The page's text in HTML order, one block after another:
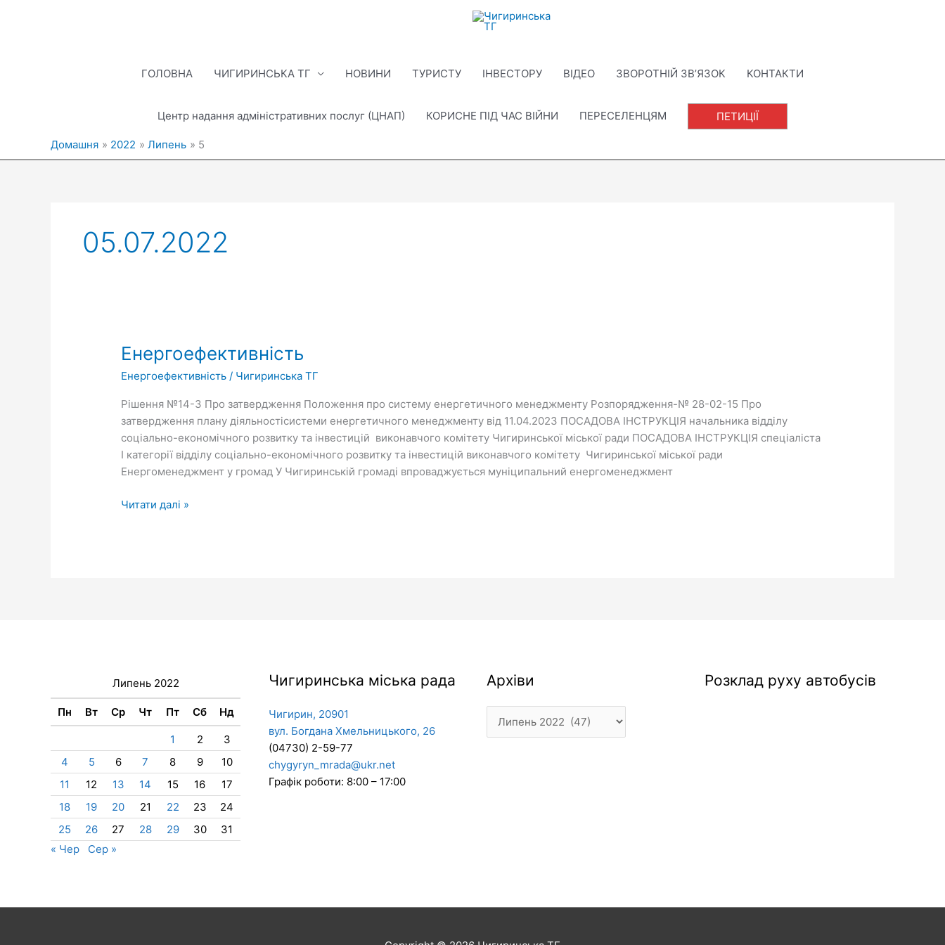
ГОЛОВНА ЧИГИРИНСЬКА ТГ НОВИНИ ТУРИСТУ ІНВЕСТОРУ ВІДЕО ЗВОРОТНІЙ ЗВ’ЯЗОК КОНТАКТИ
Центр надання адміністративних послуг (ЦНАП) КОРИСНЕ ПІД ЧАС ВІЙНИ ПЕРЕСЕЛЕНЦЯМ ПЕТИЦІЇ
Домашня 2022 Липень 5
05.07.2022
Енергоефективність
Енергоефективність / Чигиринська ТГ
Рішення №14-3 Про затвердження Положення про систему енергетичного менеджменту Розпорядження-№ 28-02-15 Про
затвердження плану діяльностісистеми енергетичного менеджменту від 11.04.2023 ПОСАДОВА ІНСТРУКЦІЯ начальника відділу
соціально-економічного розвитку та інвестицій виконавчого комітету Чигиринської міської ради ПОСАДОВА ІНСТРУКЦІЯ спеціаліста
І категорії відділу соціально-економічного розвитку та інвестицій виконавчого комітету Чигиринської міської ради
Енергоменеджмент у громад У Чигиринській громаді впроваджується муніципальний енергоменеджмент
Енергоефективність
Читати далі »
Липень 2022
Пн Вт Ср Чт Пт Сб Нд
1 2
3
4
5 6 7 8 9
10
11
12 13 14 15 16
17
18
19 20 21 22 23
24
25
26 27 28 29 30
31
« Чер
Сер »
Чигиринська міська рада
Чигирин, 20901
вул. Богдана Хмельницького, 26
(04730) 2-59-77
chygyryn_mrada@ukr.net
Графік роботи: 8:00 – 17:00
Архіви
Архіви Розклад руху автобусів